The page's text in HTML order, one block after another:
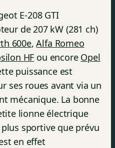
E-208 GTI
de 207 kW (281 ch)
600e,Alfa Romeo
HF ou encore Opel
puissance est
ses roues avant via un
mécanique. La bonne
lionne électrique
sportive que prévu
en effet